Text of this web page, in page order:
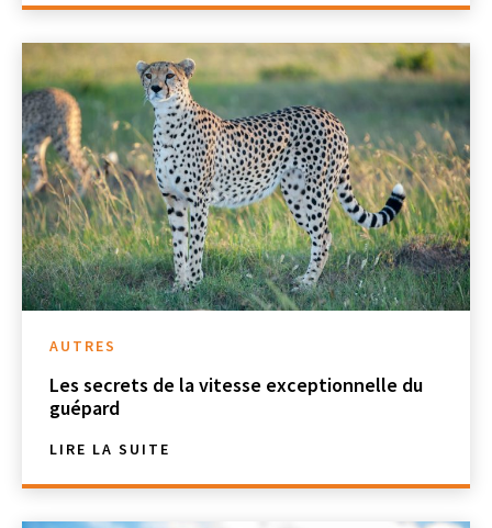
AUTRES
Les secrets de la vitesse exceptionnelle du
guépard
LIRE LA SUITE